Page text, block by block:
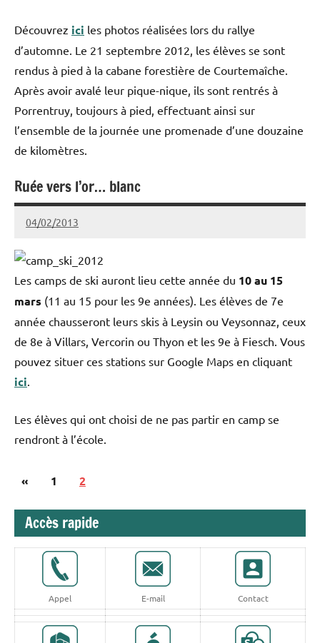
Découvrez ici les photos réalisées lors du rallye
d’automne. Le 21 septembre 2012, les élèves se sont
rendus à pied à la cabane forestière de Courtemaîche.
Après avoir avalé leur pique-nique, ils sont rentrés à
Porrentruy, toujours à pied, effectuant ainsi sur
l’ensemble de la journée une promenade d’une douzaine
de kilomètres.
Collège
Stockmar
Ruée vers l’or… blanc
04/02/2013
admin@stockmar.ch
Les camps de ski auront lieu cette année du 10 au 15
mars (11 au 15 pour les 9e années). Les élèves de 7e
année chausseront leurs skis à Leysin ou Veysonnaz, ceux
de 8e à Villars, Vercorin ou Thyon et les 9e à Fiesch. Vous
pouvez situer ces stations sur Google Maps en cliquant
ici.
Les élèves qui ont choisi de ne pas partir en camp se
rendront à l’école.
Stockmar
Pagination
publications
«Publications
1 2
Accès rapide
Appel E-mail Contact